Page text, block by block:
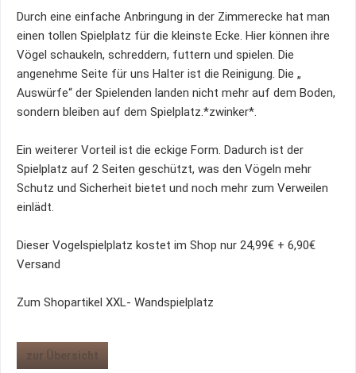
Durch eine einfache Anbringung in der Zimmerecke hat man
einen tollen Spielplatz für die kleinste Ecke. Hier können ihre
Vögel schaukeln, schreddern, futtern und spielen. Die
angenehme Seite für uns Halter ist die Reinigung. Die „
Auswürfe“ der Spielenden landen nicht mehr auf dem Boden,
sondern bleiben auf dem Spielplatz.*zwinker*.
Ein weiterer Vorteil ist die eckige Form. Dadurch ist der
Spielplatz auf 2 Seiten geschützt, was den Vögeln mehr
Schutz und Sicherheit bietet und noch mehr zum Verweilen
einlädt.
Dieser Vogelspielplatz kostet im Shop nur 24,99€ + 6,90€
Versand
Zum Shopartikel XXL- Wandspielplatz
zur Übersicht